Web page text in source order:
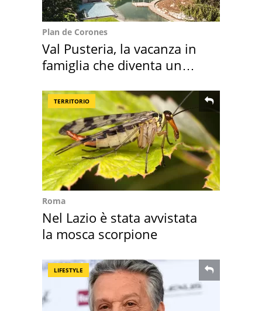
Plan de Corones
Val Pusteria, la vacanza in
famiglia che diventa un
TERRITORIO
Roma
Nel Lazio è stata avvistata
la mosca scorpione
LIFESTYLE